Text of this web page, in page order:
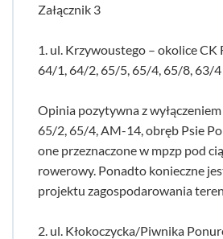
Załącznik 3
1. ul. Krzywoustego – okolice CK
64/1, 64/2, 65/5, 65/4, 65/8, 63/4
Opinia pozytywna z wyłączeniem
65/2, 65/4, AM-14, obręb Psie
one przeznaczone w mpzp pod
rowerowy. Ponadto konieczne
projektu zagospodarowania
2. ul. Kłokoczycka/Piwnika